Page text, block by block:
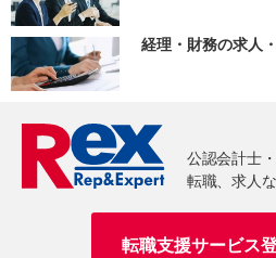
経理・財務の求人
転職支援サービス